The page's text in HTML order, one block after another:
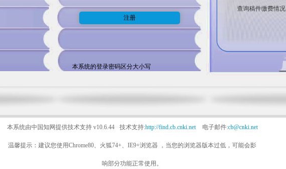
本系统的登录密码区分大小写
查询稿件缴费情况
本系统由中国知网提供技术支持v10.6.44 技术支持:http://find.cb.cnki.net 电子邮件:cb@cnki.net
温馨提示：建议您使用Chrome80、火狐74+、IE9+浏览器 ，当您的浏览器版本过低，可能会影
响部分功能正常使用。